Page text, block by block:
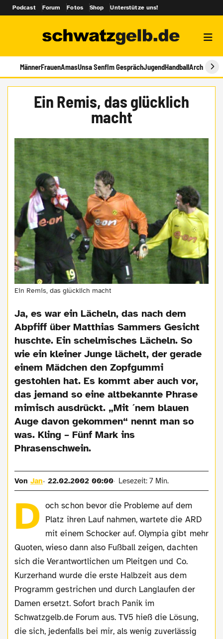
Podcast Forum Fotos Shop Unterstütze uns!
MännerFrauenAmasUnsa SenfIm GesprächJugendHandballArchiv
Ein Remis, das glücklich
macht
Ein Remis, das glücklich macht
Ja, es war ein Lächeln, das nach dem
Abpfiff über Matthias Sammers Gesicht
huschte. Ein schelmisches Lächeln. So
wie ein kleiner Junge lächelt, der gerade
einem Mädchen den Zopfgummi
gestohlen hat. Es kommt aber auch vor,
das jemand so eine altbekannte Phrase
mimisch ausdrückt. „Mit ´nem blauen
Auge davon gekommen“ nennt man so
was. Kling – Fünf Mark ins
Phrasenschwein.
VonJan 22.02.2002 00:00 Lesezeit: 7 Min.
D och schon bevor die Probleme auf dem
Platz ihren Lauf nahmen, wartete die ARD
mit einem Schocker auf. Olympia gibt mehr
Quoten, wieso dann also Fußball zeigen, dachten
sich die Verantwortlichen um Pleitgen und Co.
Kurzerhand wurde die erste Halbzeit aus dem
Programm gestrichen und durch Langlaufen der
Damen ersetzt. Sofort brach Panik im
Schwatzgelb.de Forum aus. TV5 hieß die Lösung,
die sich, jedenfalls bei mir, als wenig zuverlässig